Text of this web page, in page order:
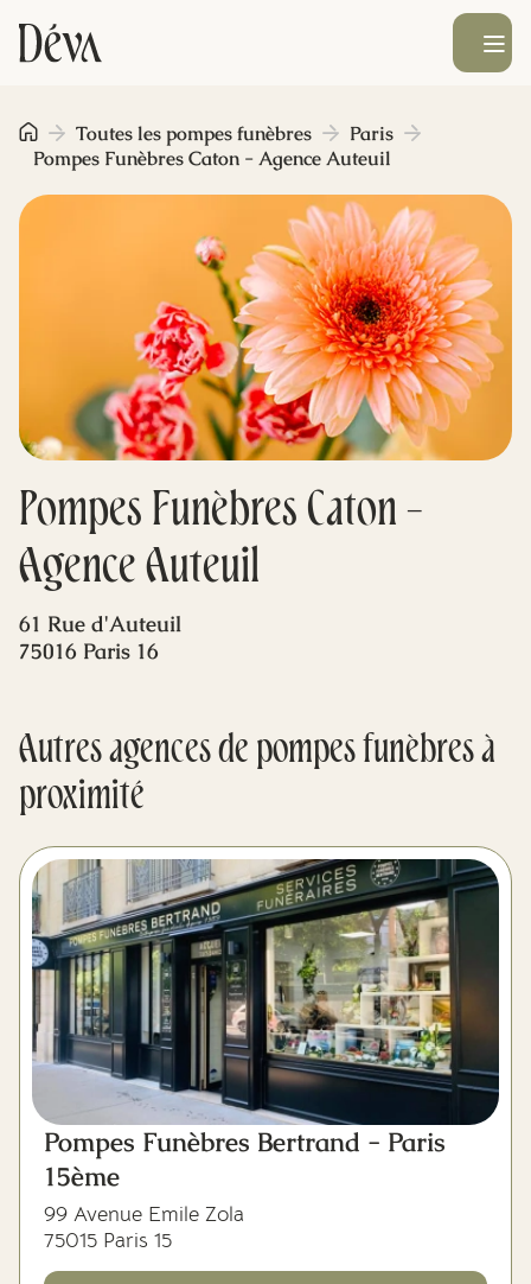
Obsèques
Prévoyance
Monument funéraire
Livraison de fleurs
Blog
Mes dernières volontés
Ouvrir le
Pompes Funèbres Caton -
Agence Auteuil
Toutes les pompes funèbres
Paris
Pompes Funèbres Caton - Agence Auteuil
61 Rue d'Auteuil
75016 Paris 16
Autres agences de pompes funèbres à
proximité
Pompes Funèbres Bertrand - Paris
15ème
99 Avenue Emile Zola
75015 Paris 15